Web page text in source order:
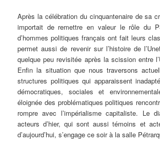
Après la célébration du cinquantenaire de sa
importait de remettre en valeur le rôle du
d’hommes politiques français ont fait leurs
permet aussi de revenir sur l’histoire de
quelque peu revisitée après la scission entre
Enfin la situation que nous traversons
structures politiques qui apparaissent
démocratiques, sociales et
éloignée des problématiques politiques
rompre avec l’impérialisme capitaliste. Le
acteurs d’hier, qui sont aussi témoins et
d’aujourd’hui, s’engage ce soir à la salle